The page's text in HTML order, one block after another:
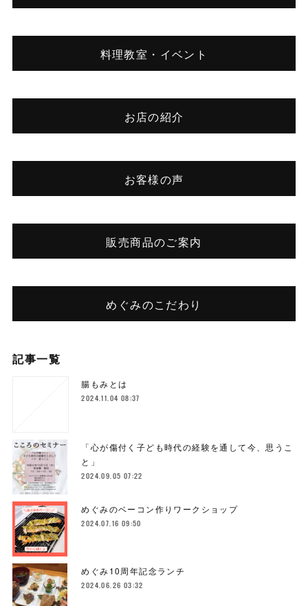
料理教室・イベント
お店の紹介
お客様の声
販売商品のご案内
めぐみのこだわり
記事一覧
腸もみとは
2024.11.04 08:37
「心が傷付く子ども時代の経験を通して今、思うこ
と」
2024.09.05 07:22
めぐみのベーコン作りワークショップ
2024.07.16 09:50
めぐみ10周年記念ランチ
2024.06.26 03:32